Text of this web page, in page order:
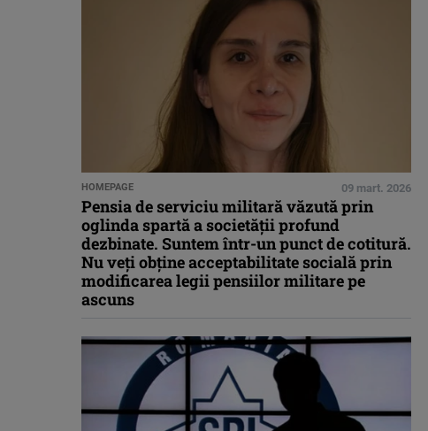
HOMEPAGE 09 mart. 2026
Pensia de serviciu militară văzută prin
oglinda spartă a societăţii profund
dezbinate. Suntem într-un punct de cotitură.
Nu veţi obţine acceptabilitate socială prin
modificarea legii pensiilor militare pe
ascuns